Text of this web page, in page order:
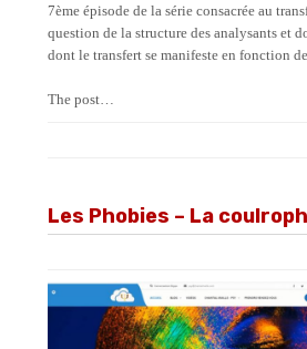
7ème épisode de la série consacrée au
question de la structure des analysants et
dont le transfert se manifeste en fonction
The post…
Les Phobies – La